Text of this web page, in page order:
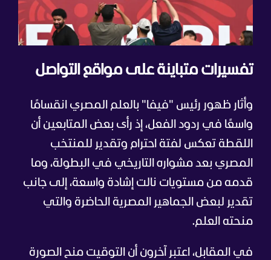
تفسيرات متباينة على مواقع التواصل
وأثار ظهور رئيس "فيفا" بالعلم المصري انقسامًا
واسعًا في ردود الفعل، إذ رأى بعض المتابعين أن
اللقطة تعكس لفتة احترام وتقدير للمنتخب
المصري بعد مشواره التاريخي في البطولة، وما
قدمه من مستويات نالت إشادة واسعة، إلى جانب
تقدير لبعض الجماهير المصرية الحاضرة والتي
منحته العلم.
في المقابل، اعتبر آخرون أن التوقيت منح الصورة